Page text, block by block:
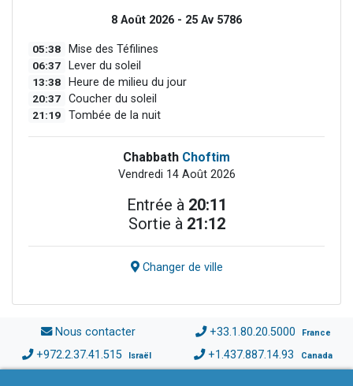
8 Août 2026 - 25 Av 5786
05:38 Mise des Téfilines
06:37 Lever du soleil
13:38 Heure de milieu du jour
20:37 Coucher du soleil
21:19 Tombée de la nuit
Chabbath Choftim
Vendredi 14 Août 2026
Entrée à 20:11
Sortie à 21:12
Changer de ville
Nous contacter +33.1.80.20.5000 France
+972.2.37.41.515 Israël +1.437.887.14.93 Canada